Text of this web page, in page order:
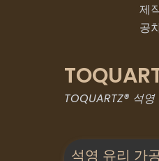
제
공
TOQUARTZ® 석
석영 유리 가